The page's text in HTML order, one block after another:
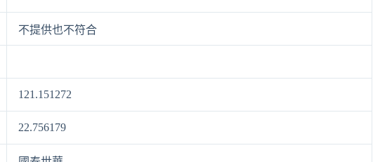
不提供也不符合
121.151272
22.756179